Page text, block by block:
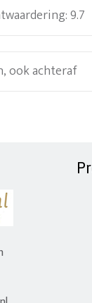
9.7
ook achteraf